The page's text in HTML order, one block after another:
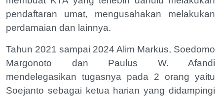
pendaftaran umat, mengusahakan melakukan
perdamaian dan lainnya.
Tahun 2021 sampai 2024 Alim Markus, Soedomo
Margonoto dan Paulus W. Afandi
mendelegasikan tugasnya pada 2 orang yaitu
Soejanto sebagai ketua harian yang didampingi